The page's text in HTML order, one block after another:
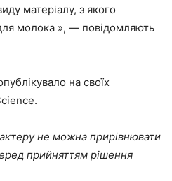
матеріалу, з якого
молока », — повідомляють
на своїх
не можна прирівнювати
прийняттям рішення